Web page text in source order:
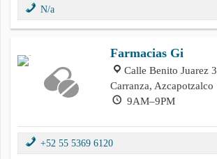
N/a
Farmacias Gi
Calle Benito Juarez
Carranza, Azcapotzalco
9AM–9PM
+52 55 5369 6120